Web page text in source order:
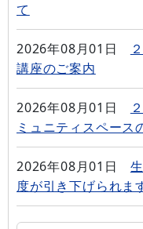
て
2026年08月01日
講座のご案内
2026年08月01日
ミュニティスペース
2026年08月01日
度が引き下げられま